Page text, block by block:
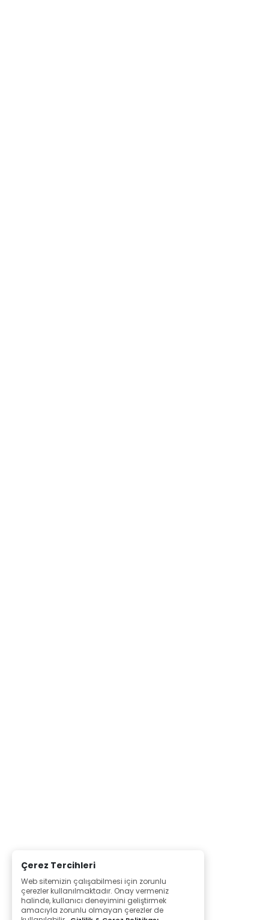
Çerez Tercihleri
Web sitemizin çalışabilmesi için zorunlu
çerezler kullanılmaktadır. Onay vermeniz
halinde, kullanıcı deneyimini geliştirmek
amacıyla zorunlu olmayan çerezler de